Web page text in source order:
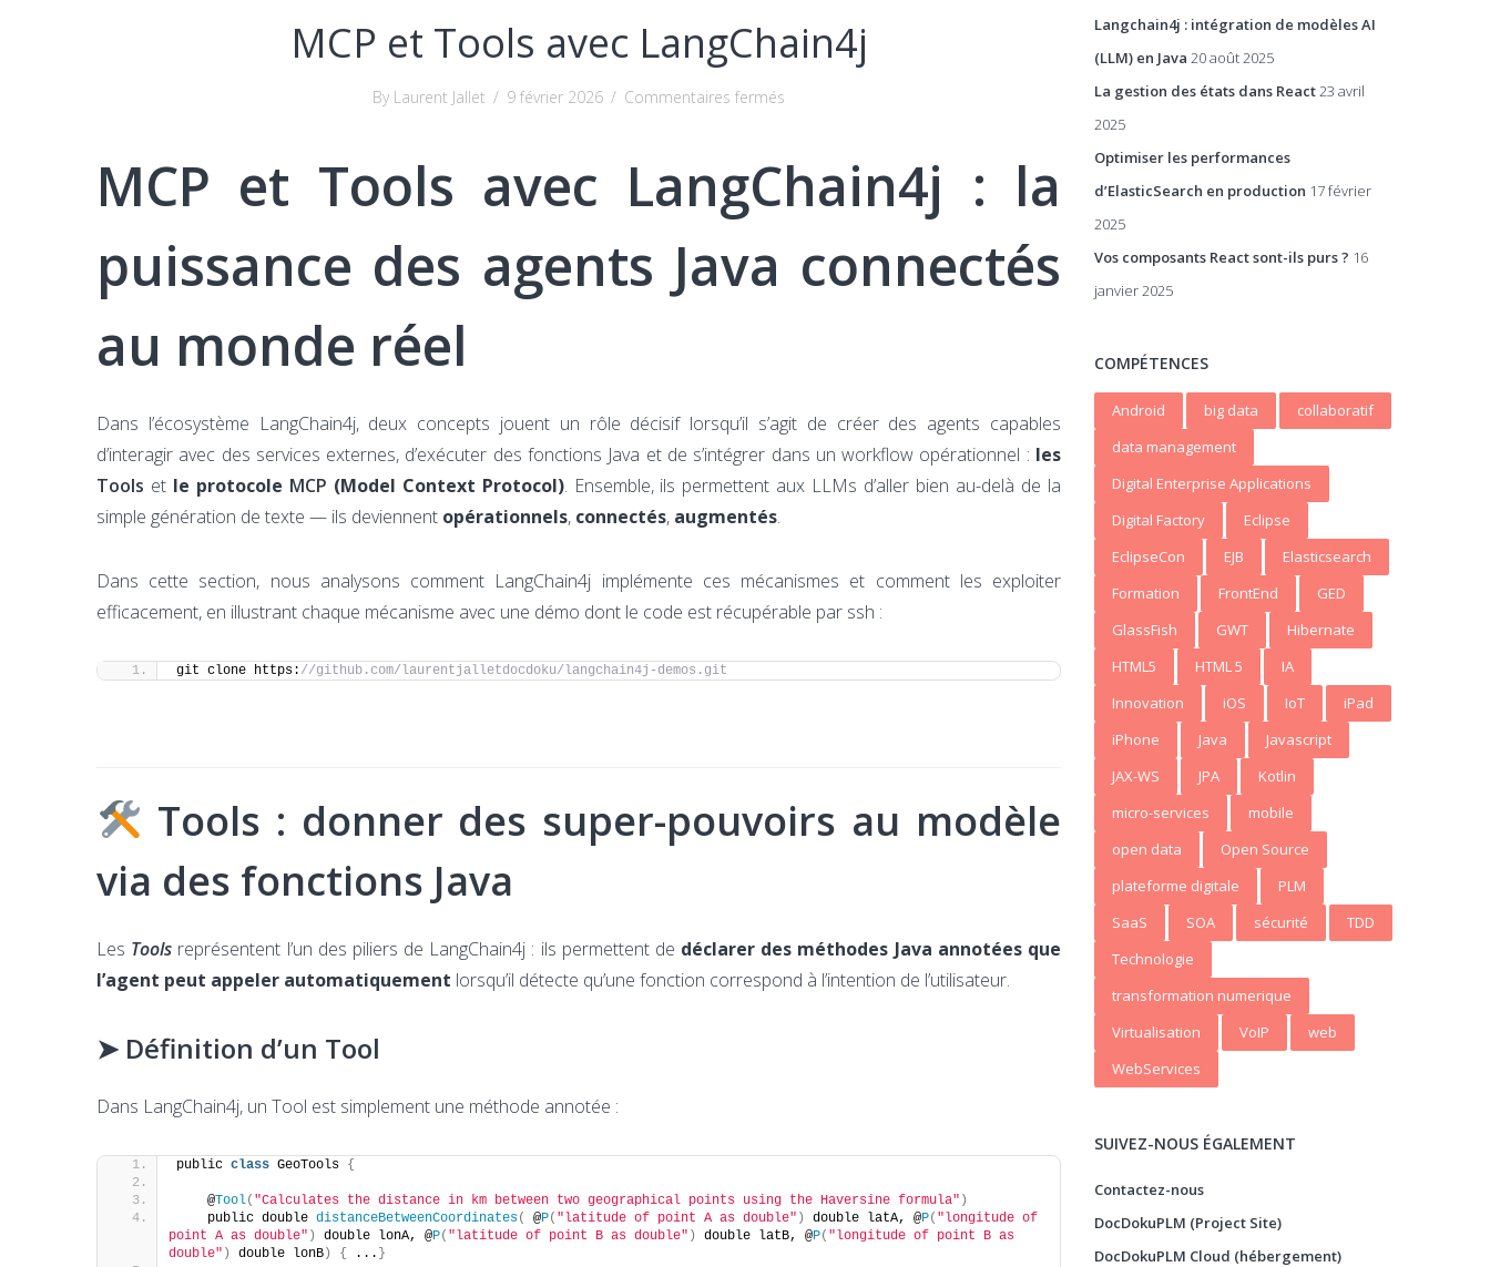
MCP et Tools avec LangChain4j
By Laurent Jallet / 9 février 2026 / Commentaires fermés
Tools
LangChain4j
MCP et Tools avec LangChain4j : la
puissance des agents Java connectés
au monde réel
Dans l’écosystème LangChain4j, deux concepts jouent un rôle décisif lorsqu’il s’agit de créer des agents capables
d’interagir avec des services externes, d’exécuter des fonctions Java et de s’intégrer dans un workflow opérationnel : les
Tools et le protocole MCP (Model Context Protocol). Ensemble, ils permettent aux LLMs d’aller bien au-delà de la
simple génération de texte — ils deviennent opérationnels, connectés, augmentés.
Dans cette section, nous analysons comment LangChain4j implémente ces mécanismes et comment les exploiter
efficacement, en illustrant chaque mécanisme avec une démo dont le code est récupérable par ssh :
git clone https: //github.com/laurentjalletdocdoku/langchain4j-demos.git
Tools : donner des super-pouvoirs au modèle
via des fonctions Java
Les Tools représentent l’un des piliers de LangChain4j : ils permettent de déclarer des méthodes Java annotées que
l’agent peut appeler automatiquement lorsqu’il détecte qu’une fonction correspond à l’intention de l’utilisateur.
➤ Définition d’un Tool
Dans LangChain4j, un Tool est simplement une méthode annotée :
public class GeoTools {
    @
Tool( "Calculates the distance in km between two geographical points using the Haversine formula" )
    public double
distanceBetweenCoordinates( @P( "latitude of point A as double" ) double latA, @P( "longitude of
point A as double" ) double lonA, @P( "latitude of point B as double" ) double latB, @P( "longitude of point B as
double" ) double lonB ) { ... }
Langchain4j : intégration de modèles AI
(LLM) en Java 20 août 2025
La gestion des états dans React23 avril
2025
Optimiser les performances
d’ElasticSearch en production 17 février
2025
Vos composants React sont-ils purs ? 16
janvier 2025
COMPÉTENCES
Android big data
collaboratif
data management
Digital Enterprise Applications
Digital Factory
Eclipse
EclipseCon
EJB
Elasticsearch
Formation
FrontEnd
GED
GlassFish
GWT
Hibernate
HTML5
HTML 5
IA
Innovation
iOS IoT
iPad
iPhone
Java
Javascript
JAX-WS
JPA
Kotlin
micro-services
mobile
open data
Open Source
plateforme digitale
PLM
SaaS
SOA sécurité
TDD
Technologie
transformation numerique
Virtualisation
VoIP
web
WebServices
SUIVEZ-NOUS ÉGALEMENT
Contactez-nous
DocDokuPLM (Project Site)
DocDokuPLM Cloud (hébergement)